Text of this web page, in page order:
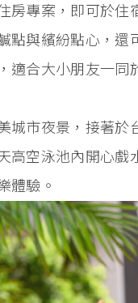
房專案，即可於
點與繽紛點心，
合大小朋友一同
城市夜景，接著於
高空泳池內開心
體驗。